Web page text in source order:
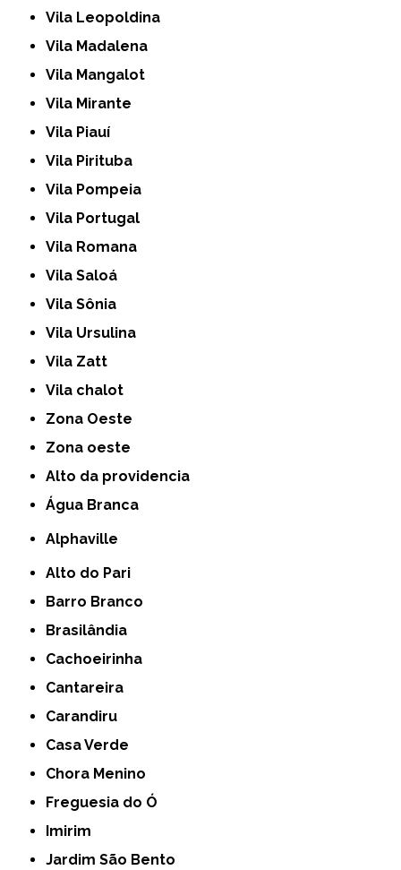
Vila Leopoldina
Vila Madalena
Vila Mangalot
Vila Mirante
Vila Piauí
Vila Pirituba
Vila Pompeia
Vila Portugal
Vila Romana
Vila Saloá
Vila Sônia
Vila Ursulina
Vila Zatt
Vila chalot
Zona Oeste
Zona oeste
alto da providencia
Água Branca
Alphaville
Alto do Pari
Barro Branco
Brasilândia
Cachoeirinha
Cantareira
Carandiru
Casa Verde
Chora Menino
Freguesia do Ó
Imirim
Jardim São Bento